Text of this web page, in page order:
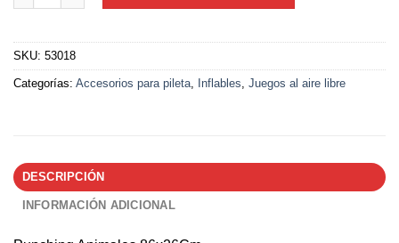
SKU: 53018
Categorías: Accesorios para pileta Inflables Juegos al aire libre
DESCRIPCIÓN
INFORMACIÓN ADICIONAL